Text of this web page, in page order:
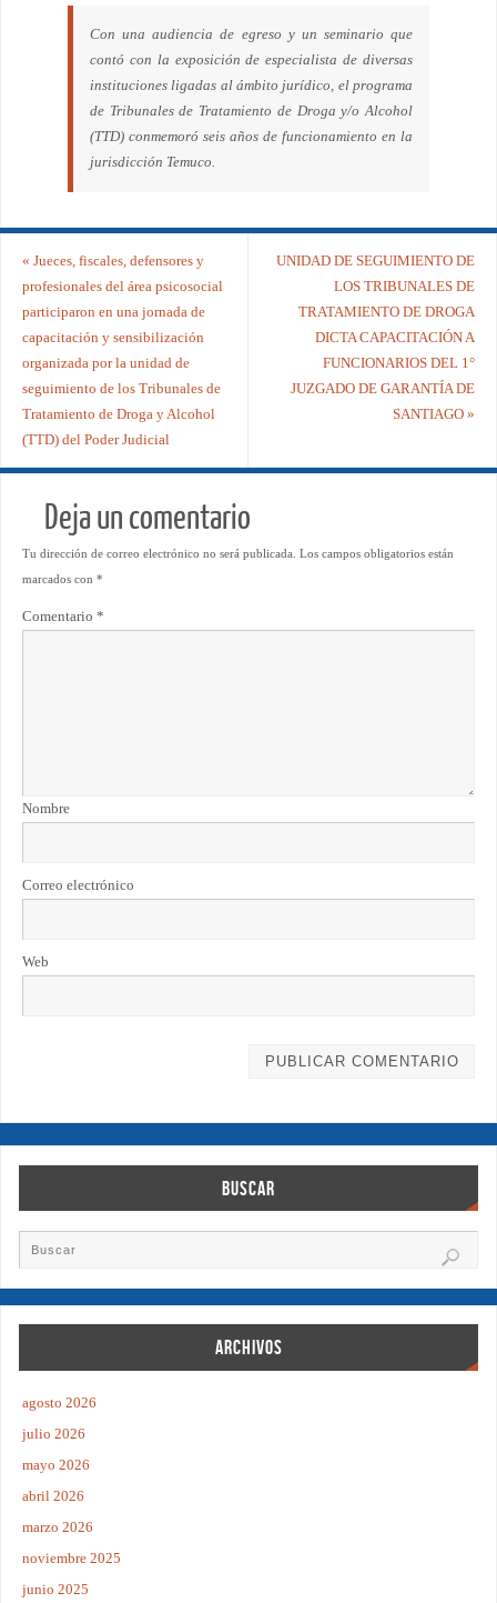
Con una audiencia de egreso y un seminario que
contó con la exposición de especialista de diversas
instituciones ligadas al ámbito jurídico, el programa
de Tribunales de Tratamiento de Droga y/o Alcohol
(TTD) conmemoró seis años de funcionamiento en la
jurisdicción Temuco.
« Jueces, fiscales, defensores y
profesionales del área psicosocial
participaron en una jornada de
capacitación y sensibilización
organizada por la unidad de
seguimiento de los Tribunales de
Tratamiento de Droga y Alcohol
(TTD) del Poder Judicial
UNIDAD DE SEGUIMIENTO DE
LOS TRIBUNALES DE
TRATAMIENTO DE DROGA
DICTA CAPACITACIÓN A
FUNCIONARIOS DEL 1°
JUZGADO DE GARANTÍA DE
SANTIAGO»
Deja un comentario
Tu dirección de correo electrónico no será publicada. Los campos obligatorios están
marcados con *
Comentario *
Nombre
Correo electrónico
Web
BUSCAR
ARCHIVOS
agosto 2026
julio 2026
mayo 2026
abril 2026
marzo 2026
noviembre 2025
junio 2025